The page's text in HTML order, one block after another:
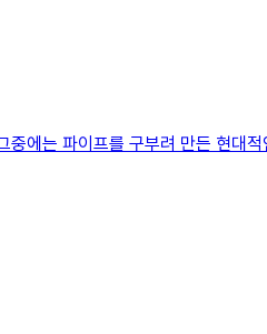
에는 파이프를 구부려 만든 현대